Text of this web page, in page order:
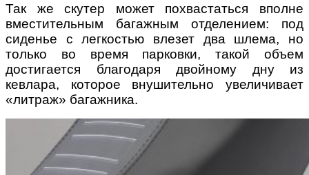
Так же скутер может похвастаться вполне
вместительным багажным отделением: под
сиденье с легкостью влезет два шлема, но
только во время парковки, такой объем
достигается благодаря двойному дну из
кевлара, которое внушительно увеличивает
«литраж» багажника.